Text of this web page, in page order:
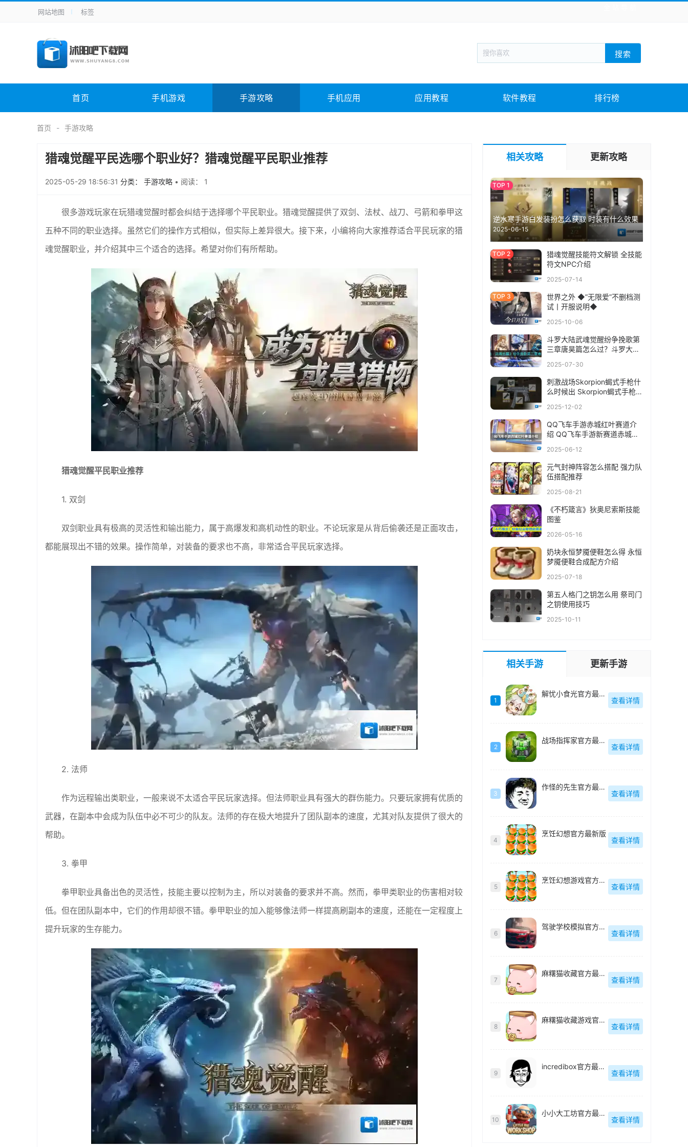
手机应用 新闻阅读 旅游出行 生活实用
手机游戏 H5游戏 回合网游 战棋游戏 枪战射击
电脑软件 其它类别 图形软件 安全相关 应用软件 影音软件 插件下载 教育教学 游戏娱乐 系统软件 素材下载
未分类 综合其它
网站地图 标签
搜索
首页 手机游戏 手游攻略 手机应用 应用教程 软件教程 排行榜
首页 手游攻略
猎魂觉醒平民选哪个职业好？猎魂觉醒平民职业推荐
2025-05-29 18:56:31 分类： 手游攻略 • 阅读： 1
很多游戏玩家在玩猎魂觉醒时都会纠结于选择哪个平民职业。猎魂觉醒提供了双剑、法杖、战刀、弓箭和拳甲这
五种不同的职业选择。虽然它们的操作方式相似，但实际上差异很大。接下来，小编将向大家推荐适合平民玩家的猎
魂觉醒职业，并介绍其中三个适合的选择。希望对你们有所帮助。
猎魂觉醒平民职业推荐
1. 双剑
双剑职业具有极高的灵活性和输出能力，属于高爆发和高机动性的职业。不论玩家是从背后偷袭还是正面攻击，
都能展现出不错的效果。操作简单，对装备的要求也不高，非常适合平民玩家选择。
2. 法师
作为远程输出类职业，一般来说不太适合平民玩家选择。但法师职业具有强大的群伤能力。只要玩家拥有优质的
武器，在副本中会成为队伍中必不可少的队友。法师的存在极大地提升了团队副本的速度，尤其对队友提供了很大的
帮助。
3. 拳甲
拳甲职业具备出色的灵活性，技能主要以控制为主，所以对装备的要求并不高。然而，拳甲类职业的伤害相对较
低。但在团队副本中，它们的作用却很不错。拳甲职业的加入能够像法师一样提高刷副本的速度，还能在一定程度上
提升玩家的生存能力。
相关攻略 更新攻略
逆水寒手游白发装扮怎么获取 时装有什么效果
2025-06-15
猎魂觉醒技能符文解锁 全技能
符文NPC介绍
2025-07-14
世界之外 ◆”无限爱”不删档测
试丨开服说明◆
2025-10-06
斗罗大陆武魂觉醒纷争挽歌第
三章唐昊篇怎么过？斗罗大陆
篇通关攻略
2025-07-30
刺激战场Skorpion蝎式手枪什
么时候出 Skorpion蝎式手枪上
2025-12-02
QQ飞车手游赤城红叶赛道介
绍 QQ飞车手游新赛道赤城红
2025-06-12
元气封神阵容怎么搭配 强力队
伍搭配推荐
2025-08-21
《不朽箴言》狄奥尼索斯技能
图鉴
2026-05-16
奶块永恒梦魇便鞋怎么得 永恒
梦魇便鞋合成配方介绍
2025-07-18
第五人格门之钥怎么用 祭司门
之钥使用技巧
2025-10-11
相关手游 更新手游
1
解忧小食光官方最新版
查看详情
2
战场指挥家官方最新版
查看详情
3
作怪的先生官方最新版
查看详情
4
烹饪幻想官方最新版
查看详情
5
烹饪幻想游戏官方最新版
查看详情
6
驾驶学校模拟官方最新版
查看详情
7
麻糬猫收藏官方最新版
查看详情
8
麻糬猫收藏游戏官方最新版
查看详情
9
incredibox官方最新版
查看详情
10
小小大工坊官方最新版
查看详情